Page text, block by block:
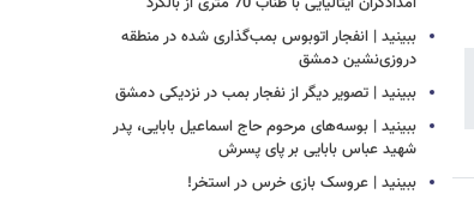
ببینید | انفجار اتوبوس بمب‌گذاری شده در منطقه
دروزی‌نشین دمشق
ببینید | تصویر دیگر از نفجار بمب در نزدیکی دمشق
ببینید | بوسه‌های مرحوم حاج اسماعیل بابایی، پدر
شهید عباس بابایی بر پای پسرش
ببینید | عروسک بازی خرس در استخر!